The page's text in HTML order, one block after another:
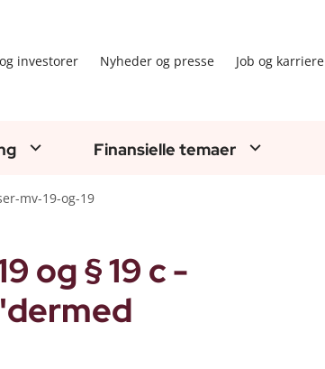
investorer Nyheder og presse Job og karriere
Finansielle temaer
mv-19-og-19
og § 19 c -